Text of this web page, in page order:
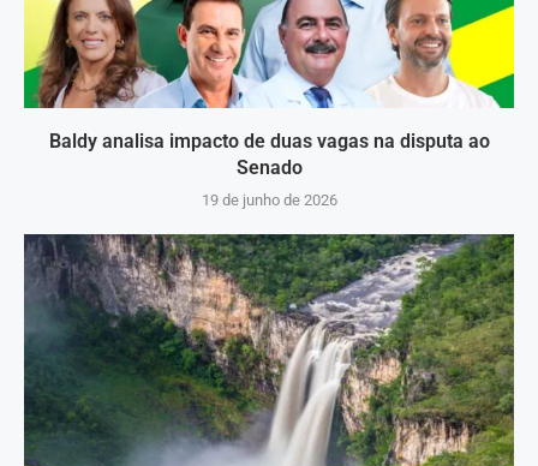
Baldy analisa impacto de duas vagas na disputa ao
Senado
19 de junho de 2026